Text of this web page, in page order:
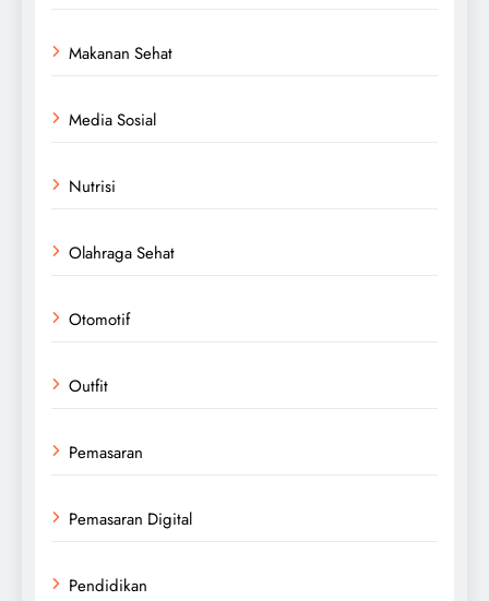
Makanan Sehat
Media Sosial
Nutrisi
Olahraga Sehat
Otomotif
Outfit
Pemasaran
Pemasaran Digital
Pendidikan